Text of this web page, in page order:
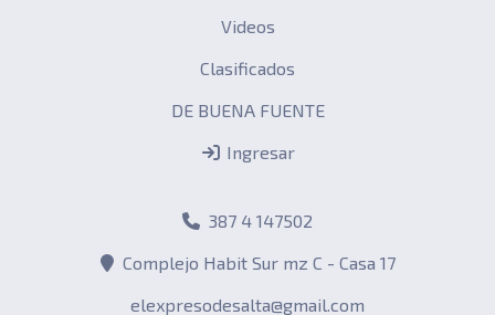
Videos
Clasificados
DE BUENA FUENTE
Ingresar
387 4 147502
Complejo Habit Sur mz C - Casa 17
elexpresodesalta@gmail.com